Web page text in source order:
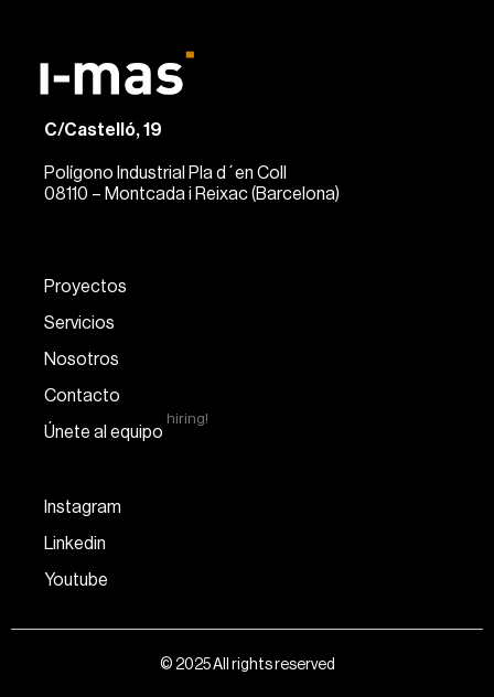
© 2025 All rights reserved
C/Castelló, 19
Polígono Industrial Pla d´en Coll
08110 – Montcada i Reixac (Barcelona)
Proyectos
Servicios
Nosotros
Contacto
Únete al equipo
hiring!
Instagram
Linkedin
Youtube